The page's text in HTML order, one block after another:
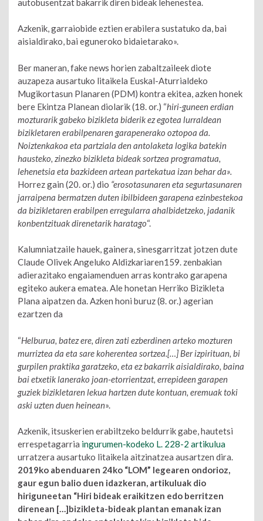
Azkenik, garraiobide eztien erabilera sustatuko da, bai
aisialdirako, bai eguneroko bidaietarako».
Ber maneran, fake news horien zabaltzaileek diote
auzapeza ausartuko litaikela Euskal-Aturrialdeko
Mugikortasun Planaren (PDM) kontra ekitea, azken honek
bere Ekintza Planean diolarik (18. or.) “hiri-guneen erdian
mozturarik gabeko bizikleta biderik ez egotea lurraldean
bizikletaren erabilpenaren garapenerako oztopoa da.
Noiztenkakoa eta partziala den antolaketa logika batekin
hausteko, zinezko bizikleta bideak sortzea programatua,
lehenetsia eta bazkideen artean partekatua izan behar da».
Horrez gain (20. or.) dio “erosotasunaren eta segurtasunaren
jarraipena bermatzen duten ibilbideen garapena ezinbestekoa
da bizikletaren erabilpen erregularra ahalbidetzeko, jadanik
konbentzituak direnetarik haratago“.
Kalumniatzaile hauek, gainera, sinesgarritzat jotzen dute
Claude Olivek Angeluko Aldizkariaren ​​159. zenbakian
adierazitako engaiamenduen arras kontrako garapena
egiteko aukera ematea. Ale honetan Herriko Bizikleta
Plana aipatzen da. Azken honi buruz (8. or.) agerian
ezartzen da
“Helburua, batez ere, diren zati ezberdinen arteko mozturen
murriztea da eta sare koherentea sortzea.[…] Ber izpirituan, bi
gurpilen praktika garatzeko, eta ez bakarrik aisialdirako, baina
bai etxetik lanerako joan-etorrientzat, errepideen garapen
guziek bizikletaren lekua hartzen dute kontuan, eremuak toki
aski uzten duen heinean».
Azkenik, itsuskerien erabiltzeko beldurrik gabe, hautetsi
errespetagarria ingurumen-kodeko L. 228-2 artikulua
urratzera ausartuko litaikela aitzinatzea ausartzen dira.
2019ko abenduaren 24ko “LOM” legearen ondorioz,
gaur egun balio duen idazkeran, artikuluak dio
hiriguneetan “Hiri bideak eraikitzen edo berritzen
direnean […]bizikleta-bideak plantan emanak izan